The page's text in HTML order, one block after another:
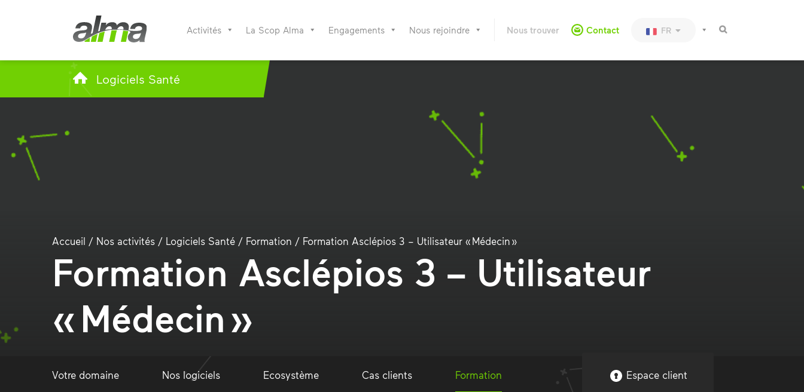
Activités La Scop Alma Engagements Nous rejoindre Nous trouver Contact FR
Logiciels Santé
Accueil / Nos activités / Logiciels Santé / Formation / Formation Asclépios 3 – Utilisateur « Médecin »
Formation Asclépios 3 – Utilisateur
« Médecin »
Votre domaine Nos logiciels Ecosystème Cas clients Formation Espace client